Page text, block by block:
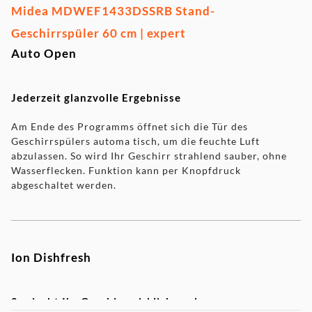
Midea MDWEF1433DSSRB Stand-
Geschirrspüler 60 cm | expert
Auto Open
Jederzeit glanzvolle Ergebnisse
Am Ende des Programms öffnet sich die Tür des
Geschirrspülers automa tisch, um die feuchte Luft
abzulassen. So wird Ihr Geschirr strahlend sauber, ohne
Wasserflecken. Funktion kann per Knopfdruck
abgeschaltet werden.
Ion Dishfresh
So riecht Ihr Geschirr wirklich sauber